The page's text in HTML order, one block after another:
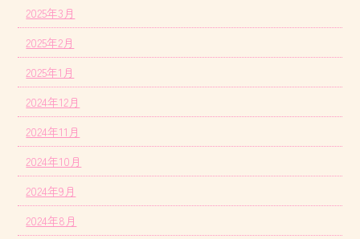
2025年3月
2025年2月
2025年1月
2024年12月
2024年11月
2024年10月
2024年9月
2024年8月